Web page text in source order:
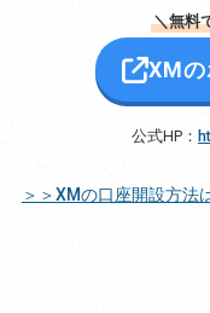
＼無料
XM
公式HP：
＞＞XMの口座開設方法